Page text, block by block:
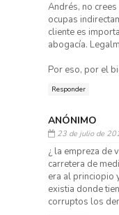
Andrés, no
ocupas
cliente es
abogacía.
Por eso, por el
Responder
ANÓNIMO
23 de julio de
¿ la empreza de
carretera de
era al princiopio
existia donde
corruptos los